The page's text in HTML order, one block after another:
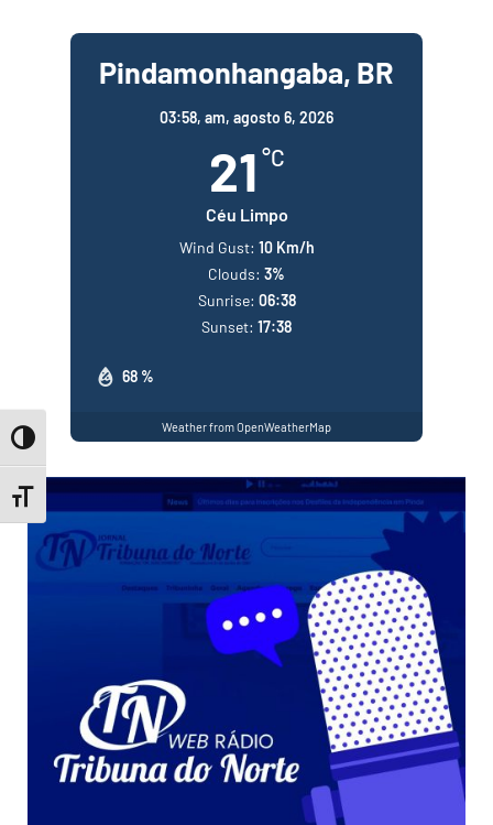
Toggle High Contrast
Toggle Font size
Pindamonhangaba, BR
03:58, am, agosto 6, 2026
21 °C
Céu Limpo
68 %
Wind Gust: 10 Km/h
Clouds: 3%
Sunrise: 06:38
Sunset: 17:38
Weather from OpenWeatherMap